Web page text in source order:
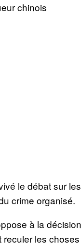
chinois
le débat sur
crime organisé.
à la
reculer les